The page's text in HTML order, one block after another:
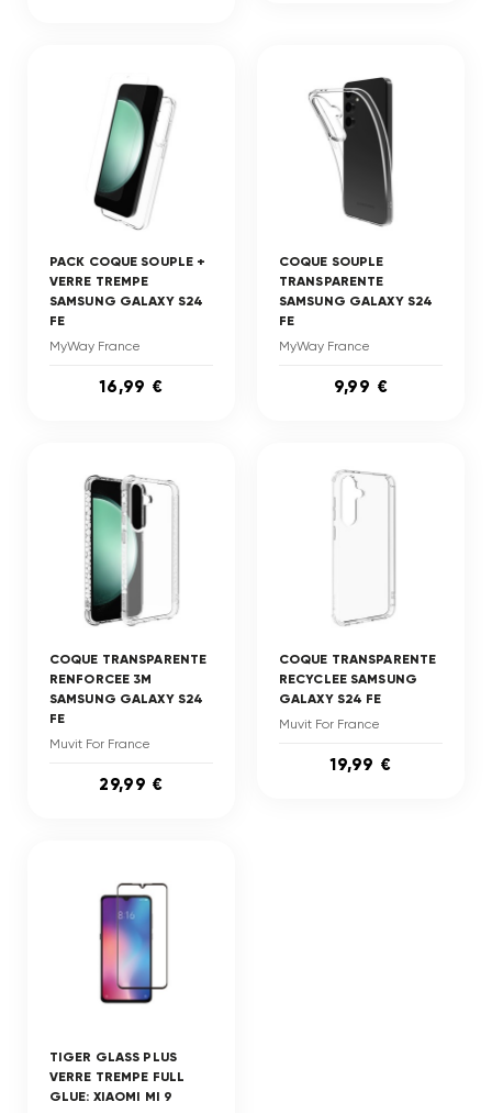
PACK COQUE SOUPLE +
VERRE TREMPE
SAMSUNG GALAXY S24
FE
MyWay France
16,99 €
COQUE SOUPLE
TRANSPARENTE
SAMSUNG GALAXY S24
FE
MyWay France
9,99 €
COQUE TRANSPARENTE
RENFORCEE 3M
SAMSUNG GALAXY S24
FE
Muvit For France
29,99 €
COQUE TRANSPARENTE
RECYCLEE SAMSUNG
GALAXY S24 FE
Muvit For France
19,99 €
TIGER GLASS PLUS
VERRE TREMPE FULL
GLUE: XIAOMI MI 9